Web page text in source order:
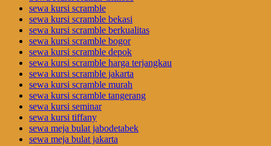
sewa kursi scramble
sewa kursi scramble bekasi
sewa kursi scramble berkualitas
sewa kursi scramble bogor
sewa kursi scramble depok
sewa kursi scramble harga terjangkau
sewa kursi scramble jakarta
sewa kursi scramble murah
sewa kursi scramble tangerang
sewa kursi seminar
sewa kursi tiffany
sewa meja bulat jabodetabek
sewa meja bulat jakarta